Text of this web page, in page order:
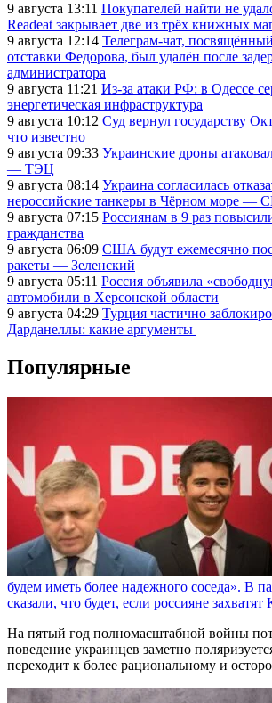
9 августа 13:11 Покупателей найти не
Readeat закрывает две из трёх книжных
9 августа 12:14 Телеграм-чат,
отставки Федорова, был удалён после
администратора
9 августа 11:21 Из-за атаки РФ: в Одессе
энергетическая инфраструктура
9 августа 10:12 Суд вернул государству
что известно
9 августа 09:33 Украинские дроны
— ТЭЦ
9 августа 08:14 Украина согласилась
нероссийские танкеры в Чёрном море —
9 августа 07:15 Россиянам в 9 раз
гражданства
9 августа 06:09 США будут ежемесячно
ракеты — Зеленский
9 августа 05:11 Россия объявила
автомобили в Херсонской области
9 августа 04:29 Турция частично
Дарданеллы: какие аргументы
Популярные
будем иметь более надежного соседа». В
сказали, что будет, если россияне захватят
На пятый год полномасштабной войны
поведение украинцев заметно
переходит к более рациональному и